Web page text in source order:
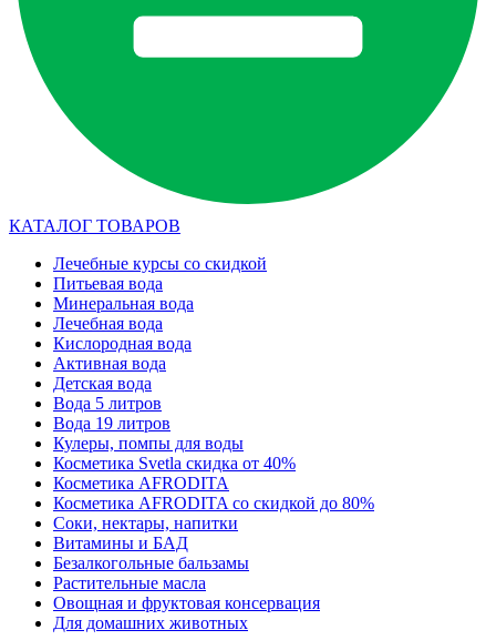
КАТАЛОГ ТОВАРОВ
Лечебные курсы со скидкой
Питьевая вода
Минеральная вода
Лечебная вода
Кислородная вода
Активная вода
Детская вода
Вода 5 литров
Вода 19 литров
Кулеры, помпы для воды
Косметика Svetla скидка от 40%
Косметика AFRODITA
Косметика AFRODITA со скидкой до 80%
Соки, нектары, напитки
Витамины и БАД
Безалкогольные бальзамы
Растительные масла
Овощная и фруктовая консервация
Для домашних животных